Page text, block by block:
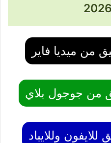
2026
من ميديا فاير
من جوجول بلاي
للايفون وللايباد